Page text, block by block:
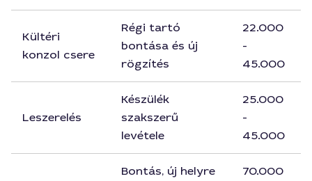
Kültéri
konzol csere
Régi tartó
bontása és új
rögzítés
22.000
-
45.000
Leszerelés
Készülék
szakszerű
levétele
25.000
-
45.000
Bontás, új helyre
70.000